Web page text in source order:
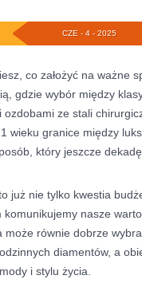
CZE - 4 - 2025
co założyć na ważne
gdzie wybór między
ze stali
wieku granice między
który jeszcze
już nie tylko kwestia
nasze
może równie dobrze
diamentów, a
i stylu życia.